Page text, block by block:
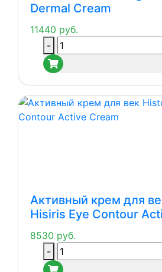
Dermal Cream
11440 руб.
Количество
товара
Ночной
восстанавливающий
крем
Histomer
-
Активный крем для
Hisiris Eye Contour
8530 руб.
Количество
товара
-